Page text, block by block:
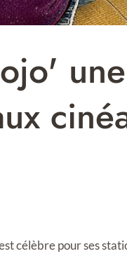
célèbre pour ses